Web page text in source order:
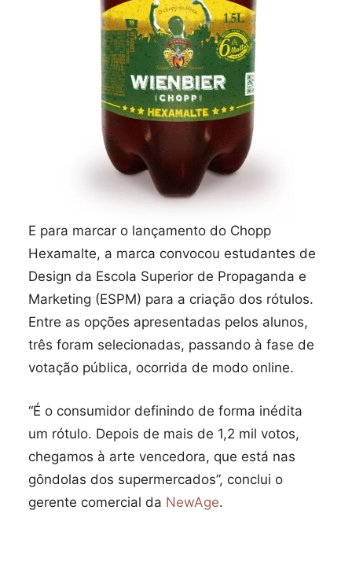
E para marcar o lançamento do Chopp
Hexamalte, a marca convocou estudantes de
Design da Escola Superior de Propaganda e
Marketing (ESPM) para a criação dos rótulos.
Entre as opções apresentadas pelos alunos,
três foram selecionadas, passando à fase de
votação pública, ocorrida de modo online.
“É o consumidor definindo de forma inédita
um rótulo. Depois de mais de 1,2 mil votos,
chegamos à arte vencedora, que está nas
gôndolas dos supermercados”, conclui o
gerente comercial da NewAge.